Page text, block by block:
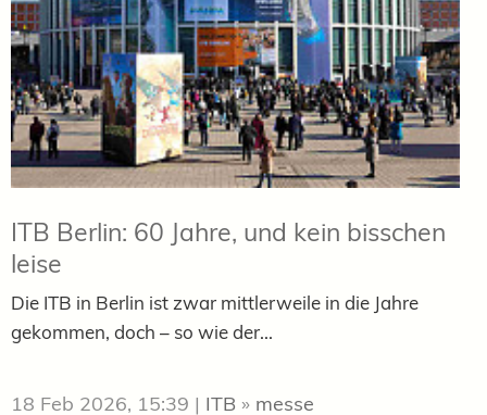
ITB Berlin: 60 Jahre, und kein bisschen
leise
Die ITB in Berlin ist zwar mittlerweile in die Jahre
gekommen, doch – so wie der...
18 Feb 2026, 15:39 | ITB » messe